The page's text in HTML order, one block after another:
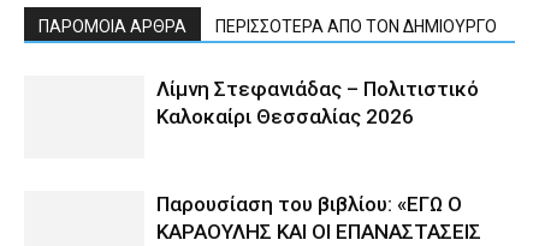
ΠΑΡΟΜΟΙΑ ΑΡΘΡΑ ΠΕΡΙΣΣΟΤΕΡΑ ΑΠΟ ΤΟΝ ΔΗΜΙΟΥΡΓΟ
Λίμνη Στεφανιάδας – Πολιτιστικό
Καλοκαίρι Θεσσαλίας 2026
Παρουσίαση του βιβλίου: «ΕΓΩ Ο
ΚΑΡΑΟΥΛΗΣ ΚΑΙ ΟΙ ΕΠΑΝΑΣΤΑΣΕΙΣ